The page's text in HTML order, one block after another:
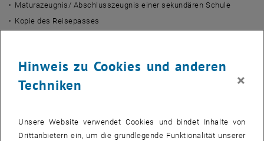
Maturazeugnis/ Abschlusszeugnis einer sekundären Schule
Kopie des Reisepasses
für die zwei Empfehlungsschreiben geben Sie bitte Name und
Institution an, bei denen direkt angefragt werden kann
Die Arbeitssprachen der Diplomatischen Akademie sind Englisch,
Französisch und Deutsch. Falls Ihre Dokumente nicht in einer dieser
Hinweis zu Cookies und anderen
Techniken
×
Unsere Website verwendet Cookies und bindet Inhalte von
Drittanbietern ein, um die grundlegende Funktionalität unserer